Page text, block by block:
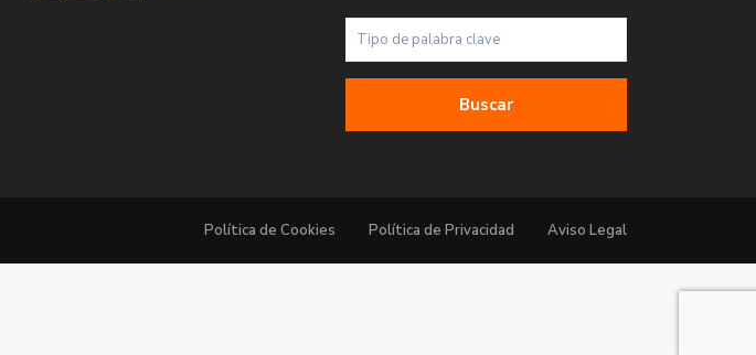
Buscar
Política de Cookies Política de Privacidad Aviso Legal